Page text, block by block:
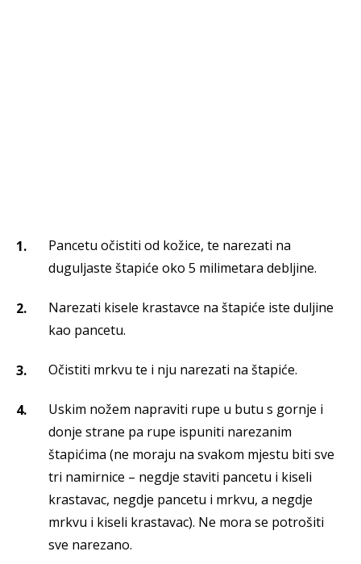
Pancetu očistiti od kožice, te narezati na
duguljaste štapiće oko 5 milimetara debljine.
Narezati kisele krastavce na štapiće iste duljine
kao pancetu.
Očistiti mrkvu te i nju narezati na štapiće.
Uskim nožem napraviti rupe u butu s gornje i
donje strane pa rupe ispuniti narezanim
štapićima (ne moraju na svakom mjestu biti sve
tri namirnice – negdje staviti pancetu i kiseli
krastavac, negdje pancetu i mrkvu, a negdje
mrkvu i kiseli krastavac). Ne mora se potrošiti
sve narezano.